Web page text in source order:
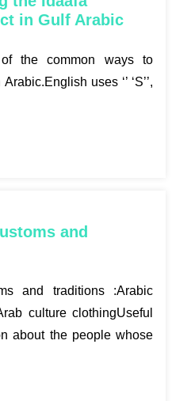
in Gulf Arabic
the common ways to
uses ‘’ ‘S’’,
and
and traditions :Arabic
culture clothingUseful
about the people whose